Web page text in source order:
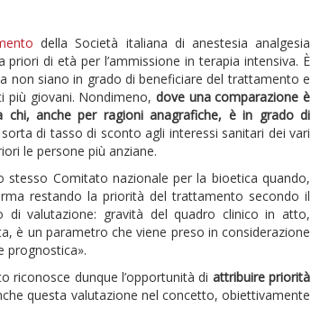
della Società italiana di anestesia analgesia
di età per l’ammissione in terapia intensiva. È
non siano in grado di beneficiare del trattamento e
più giovani. Nondimeno, dove una comparazione è
chi, anche per ragioni anagrafiche, è in grado di
di tasso di sconto agli interessi sanitari dei vari
le persone più anziane.
Comitato nazionale per la bioetica quando,
restando la priorità del trattamento secondo il
valutazione: gravità del quadro clinico in atto,
è un parametro che viene preso in considerazione
prognostica».
riconosce dunque l’opportunità di attribuire priorità
questa valutazione nel concetto, obiettivamente